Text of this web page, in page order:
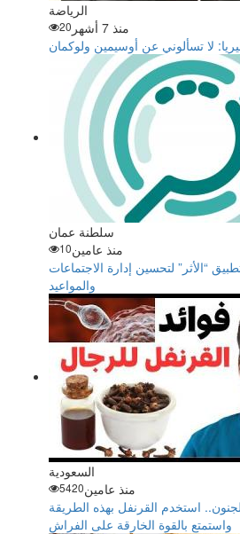
الرياضة
منذ 7 أشهر
20
لا تسألوني عن أوسيمين ولوكمان
سلطنة عمان
منذ عامين10
“الأثر” لتحسين إدارة الاجتماعات
والمواعيد
السعودية
منذ عامين5420
استخدم القرنفل بهذه الطريقة
واستمتع بالقوة الخارقة على الفراش